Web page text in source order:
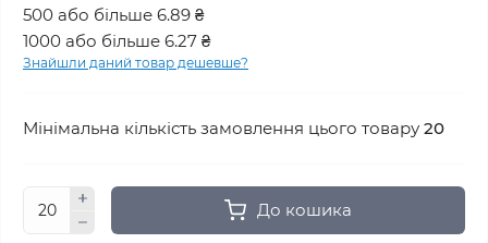
500 або більше 6.89 ₴
1000 або більше 6.27 ₴
Знайшли даний товар дешевше?
Мінімальна кількість замовлення цього товару 20
До кошика